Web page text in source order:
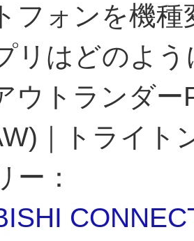
フォンを機
リはどのよ
ウトランダ
｜トライト
ー：